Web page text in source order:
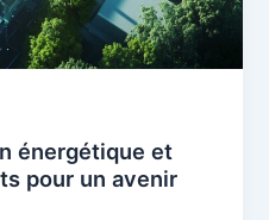
énergétique et
pour un avenir